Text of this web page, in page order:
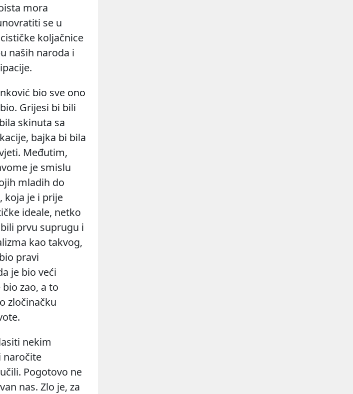
mora
se u
koljačnice
naših naroda i
.
bio sve ono
Grijesi bi bili
skinuta sa
bajka bi bila
Međutim,
je smislu
mladih do
koja je i prije
ideale, netko
prvu suprugu i
kao takvog,
pravi
je bio veći
zao, a to
zločinačku
.
nekim
naročite
Pogotovo ne
nas. Zlo je, za